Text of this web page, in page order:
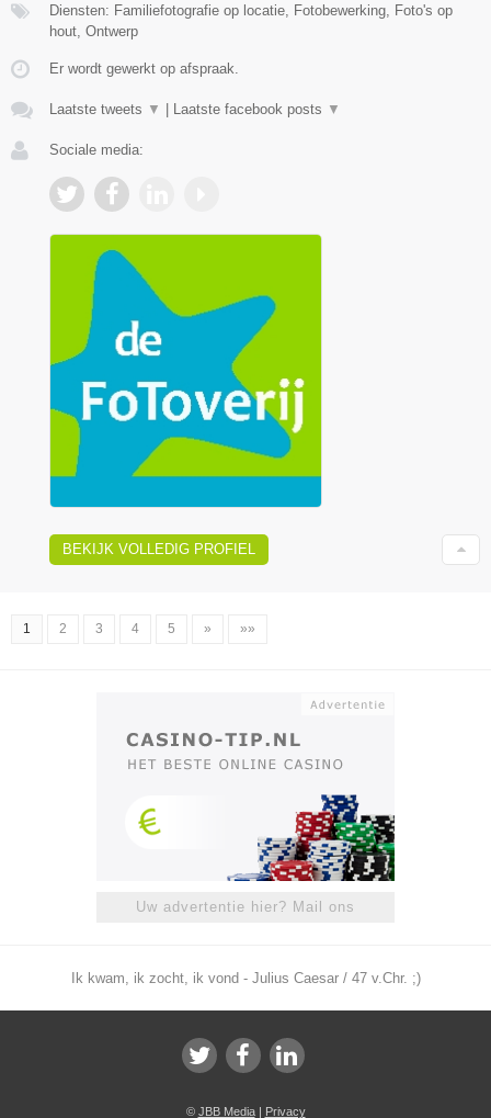
Diensten: Familiefotografie op locatie, Fotobewerking, Foto's op
hout, Ontwerp
Er wordt gewerkt op afspraak.
Laatste tweets ▼ | Laatste facebook posts ▼
Sociale media:
BEKIJK VOLLEDIG PROFIEL
1 2 3 4 5 » »»
Uw advertentie hier? Mail ons
Ik kwam, ik zocht, ik vond - Julius Caesar / 47 v.Chr. ;)
© JBB Media| Privacy